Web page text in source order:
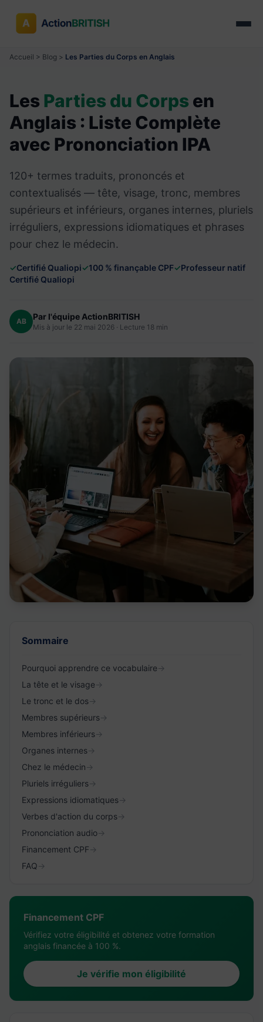
Accueil > Blog > Les Parties du Corps en Anglais
Les Parties du Corps en
Anglais : Liste Complète
avec Prononciation IPA
120+ termes traduits, prononcés et
contextualisés — tête, visage, tronc, membres
supérieurs et inférieurs, organes internes, pluriels
irréguliers, expressions idiomatiques et phrases
pour chez le médecin.
✓Certifié Qualiopi✓100 % finançable CPF✓Professeur natif
Certifié Qualiopi
AB Par l'équipe ActionBRITISH
Mis à jour le 22 mai 2026 · Lecture 18 min
Sommaire
Pourquoi apprendre ce vocabulaire→
La tête et le visage→
Le tronc et le dos→
Membres supérieurs→
Membres inférieurs→
Organes internes→
Chez le médecin→
Pluriels irréguliers→
Expressions idiomatiques→
Verbes d'action du corps→
Prononciation audio→
Financement CPF→
FAQ→
Financement CPF
Vérifiez votre éligibilité et obtenez votre formation
anglais financée à 100 %.
Je vérifie mon éligibilité